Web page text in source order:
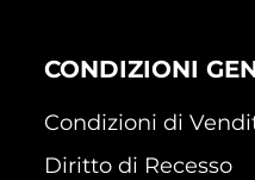
CONDIZIONI
Condizioni di
Diritto di Recesso